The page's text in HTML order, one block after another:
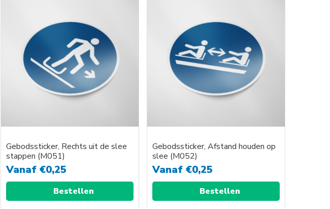
Gebodssticker, Rechts uit de slee
stappen (M051)
Vanaf€0,25
Bestellen
Gebodssticker, Afstand houden op
slee (M052)
Vanaf€0,25
Bestellen